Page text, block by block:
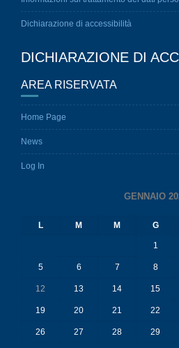
Dichiarazione di accessibilità
DICHIARAZIONE DI
AREA RISERVATA
Home Page
News
Log In
GENNAIO
L M M G
1
5 6 7 8
12 13 14 15
19 20 21 22
26 27 28 29